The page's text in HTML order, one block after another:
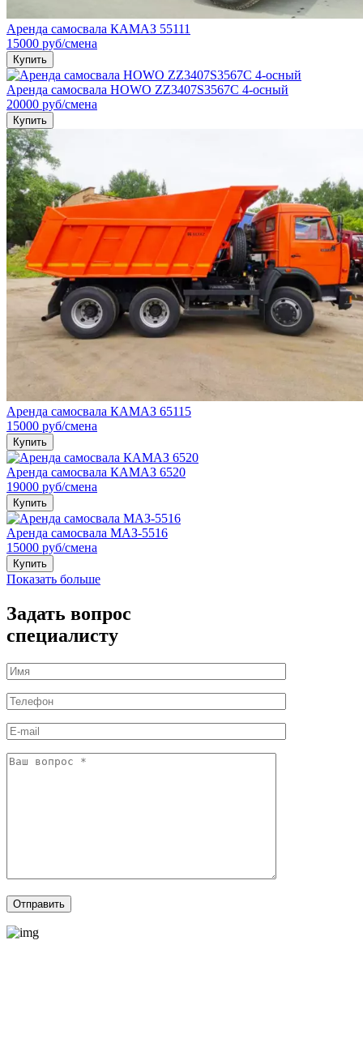
Аренда самосвала КАМАЗ 55111
15000 руб/смена
Купить
Аренда самосвала HOWO ZZ3407S3567C 4-осный
20000 руб/смена
Купить
Аренда самосвала КАМАЗ 65115
15000 руб/смена
Купить
Аренда самосвала КАМАЗ 6520
19000 руб/смена
Купить
Аренда самосвала МАЗ-5516
15000 руб/смена
Купить
Показать больше
Задать вопрос
специалисту